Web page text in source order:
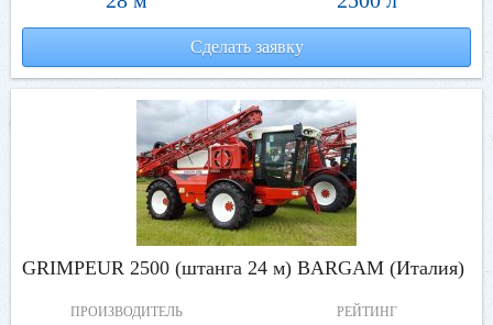
Сделать заявку
GRIMPEUR 2500 (штанга 24 м) BARGAM (Италия)
ПРОИЗВОДИТЕЛЬ РЕЙТИНГ